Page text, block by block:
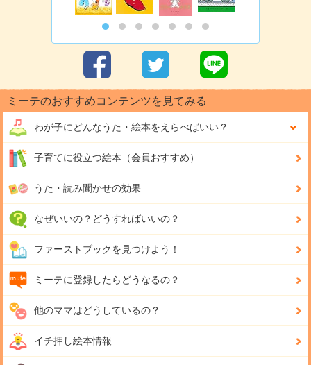
ミーテのおすすめコンテンツを見てみる
わが子にどんなうた・絵本をえらべばいい？
子育てに役立つ絵本（会員おすすめ）
うた・読み聞かせの効果
なぜいいの？どうすればいいの？
ファーストブックを見つけよう！
ミーテに登録したらどうなるの？
他のママはどうしているの？
イチ押し絵本情報